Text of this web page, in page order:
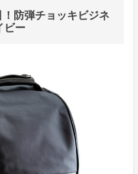
防弾チョッキビジネ
ビー